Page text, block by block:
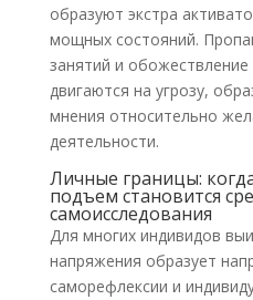
образуют экстра
мощных состояний.
занятий и
двигаются на угрозу,
мнения относительно
деятельности.
Личные границы:
подъем становится
самоисследования
Для многих индивидов
напряжения образует
саморефлексии и